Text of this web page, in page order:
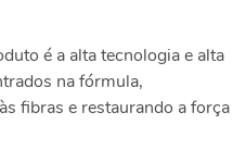
é a alta tecnologia e alta
na fórmula,
fibras e restaurando a força